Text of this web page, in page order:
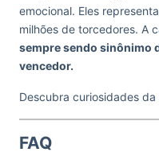
emocional. Eles
milhões de torcedores. A
sempre sendo sinônimo
vencedor.
Descubra curiosidades
FAQ